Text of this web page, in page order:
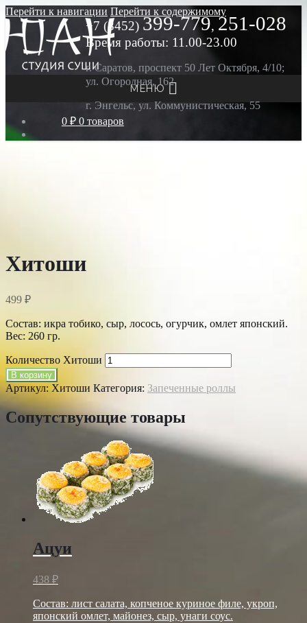
Перейти к навигации Перейти к содержимому
МЕНЮ
0 ₽ 0 товаров
+7 (8452) 399-779, 251-028
Время работы: 11.00-23.00
г. Саратов, проспект 50 Лет Октября, 4/10;
ул. Огородная, 162
г. Энгельс, ул. Коммунистическая, 55
Хитоши
499 ₽
Состав: икра тобико, сыр, лосось, огурчик, омлет японский.
Вес: 260 гр.
Количество Хитоши
В корзину
Артикул: Хитоши Категория: Запеченные роллы
Сопутствующие товары
Ацуи
438 ₽
Состав: лист салата, копченое куриное филе, укроп,
японский омлет, майонез, сыр, унаги соус.